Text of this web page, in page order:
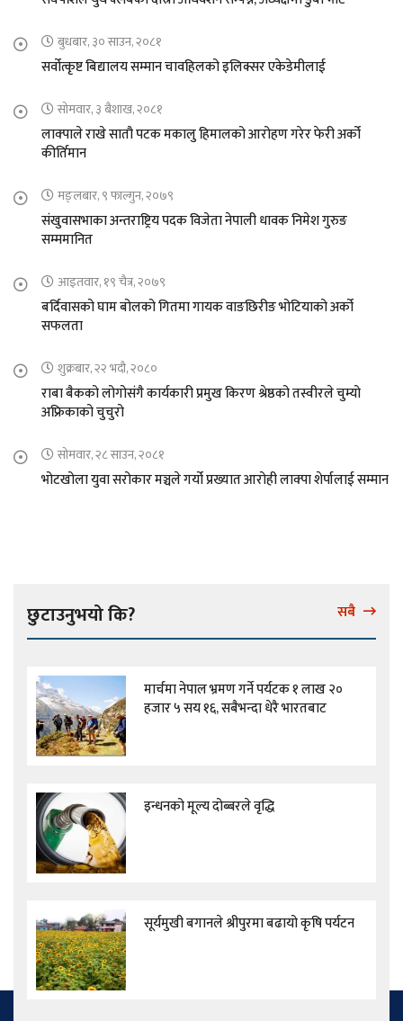
बुधबार, ३० साउन, २०८१
सर्वोत्कृष्ट बिद्यालय सम्मान चावहिलको इलिक्सर एकेडेमीलाई
सोमवार, ३ बैशाख, २०८१
लाक्पाले राखे सातौ पटक मकालु हिमालको आरोहण गरेर फेरी अर्को
कीर्तिमान
मङ्लबार, ९ फाल्गुन, २०७९
संखुवासभाका अन्तराष्ट्रिय पदक विजेता नेपाली धावक निमेश गुरुङ
सम्ममानित
आइतवार, १९ चैत्र, २०७९
बर्दिवासको घाम बोलको गितमा गायक वाङछिरीङ भोटियाको अर्को
सफलता
शुक्रबार, २२ भदौ, २०८०
राबा बैकको लोगोसंगै कार्यकारी प्रमुख किरण श्रेष्ठको तस्वीरले चुम्यो
अफ्रिकाको चुचुरो
सोमवार, २८ साउन, २०८१
भोटखोला युवा सरोकार मञ्चले गर्यो प्रख्यात आरोही लाक्पा शेर्पालाई सम्मान
छुटाउनुभयो कि? सबै
मार्चमा नेपाल भ्रमण गर्ने पर्यटक १ लाख २०
हजार ५ सय १६, सबैभन्दा धेरै भारतबाट
इन्धनको मूल्य दोब्बरले वृद्धि
सूर्यमुखी बगानले श्रीपुरमा बढायो कृषि पर्यटन